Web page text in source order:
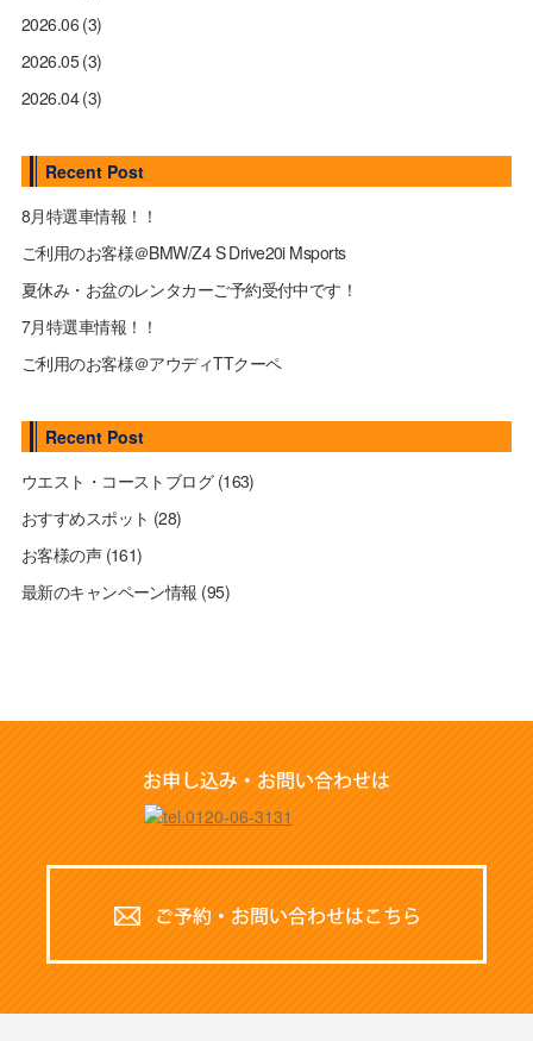
2026.06 (3)
2026.05(3)
2026.04(3)
Recent Post
8月特選車情報！！
ご利用のお客様＠BMW/Z4 S Drive20i Msports
夏休み・お盆のレンタカーご予約受付中です！
7月特選車情報！！
ご利用のお客様＠アウディTTクーペ
Recent Post
ウエスト・コーストブログ(163)
おすすめスポット (28)
お客様の声(161)
最新のキャンペーン情報 (95)